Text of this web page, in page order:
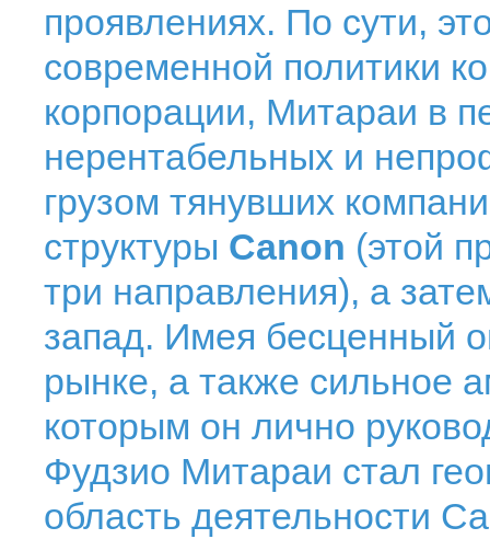
проявлениях. По сути,
современной политики
корпорации, Митараи в
нерентабельных и
грузом тянувших
структуры Canon (этой
три направления), а
запад. Имея бесценный
рынке, а также сильное
которым он лично
Фудзио Митараи стал
область деятельности